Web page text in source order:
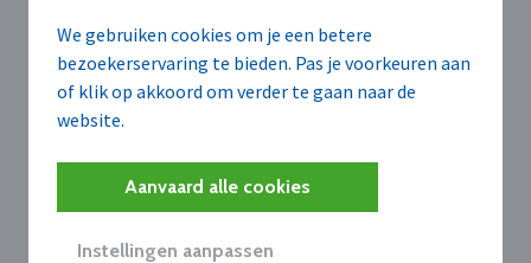
We gebruiken cookies om je een betere
bezoekerservaring te bieden. Pas je voorkeuren aan
of klik op akkoord om verder te gaan naar de
website.
Aanvaard alle cookies
Instellingen aanpassen
POM WEST-VLAANDEREN